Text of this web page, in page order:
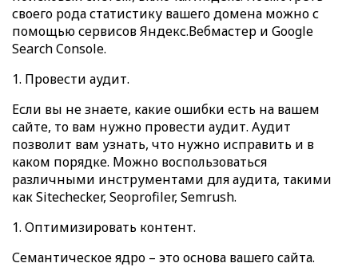
своего рода статистику вашего домена можно с
помощью сервисов Яндекс.Вебмастер и Google
Search Console.
Провести аудит.
Если вы не знаете, какие ошибки есть на вашем
сайте, то вам нужно провести аудит. Аудит
позволит вам узнать, что нужно исправить и в
каком порядке. Можно воспользоваться
различными инструментами для аудита, такими
как Sitechecker, Seoprofiler, Semrush.
Оптимизировать контент.
Семантическое ядро – это основа вашего сайта.